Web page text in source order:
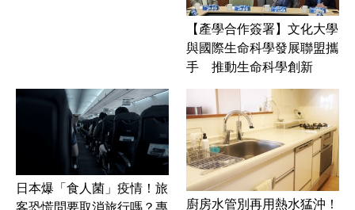
【產學合作簽署】文化大學
與國際生命科學發展聯盟攜
手 推動生命科學創新
日本爆「食人菌」疫情！旅
客恐慌問要取消旅行嗎？專
廚房水管別再用熱水猛沖！